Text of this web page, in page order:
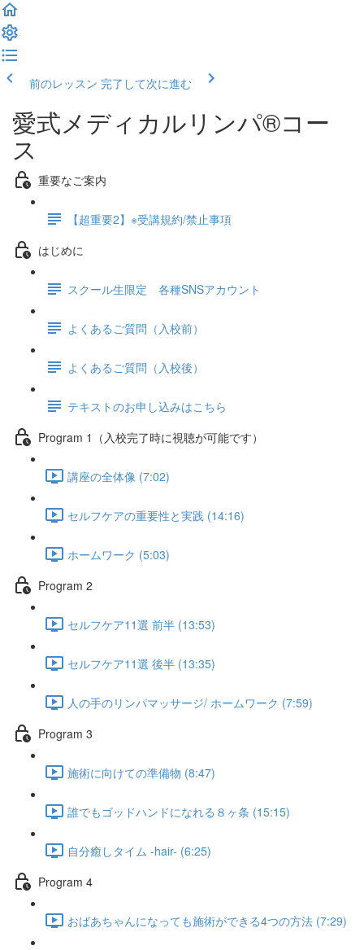
前のレッスン 完了して次に進む
愛式メディカルリンパ®コー
ス
重要なご案内
【超重要2】※受講規約/禁止事項
はじめに
スクール生限定 各種SNSアカウント
よくあるご質問（入校前）
よくあるご質問（入校後）
テキストのお申し込みはこちら
Program 1（入校完了時に視聴が可能です）
講座の全体像 (7:02)
セルフケアの重要性と実践 (14:16)
ホームワーク (5:03)
Program 2
セルフケア11選 前半 (13:53)
セルフケア11選 後半 (13:35)
人の手のリンパマッサージ/ ホームワーク (7:59)
Program 3
施術に向けての準備物 (8:47)
誰でもゴッドハンドになれる８ヶ条 (15:15)
自分癒しタイム -hair- (6:25)
Program 4
おばあちゃんになっても施術ができる4つの方法 (7:29)